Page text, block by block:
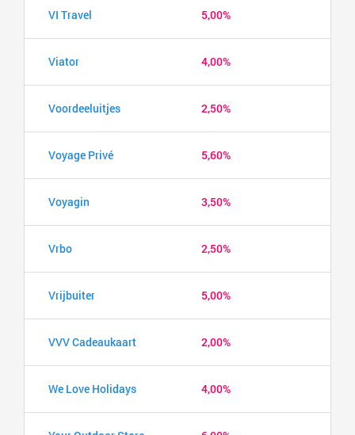
VI Travel 5,00%
Viator 4,00%
Voordeeluitjes 2,50%
Voyage Privé 5,60%
Voyagin 3,50%
Vrbo 2,50%
Vrijbuiter 5,00%
VVV Cadeaukaart 2,00%
We Love Holidays 4,00%